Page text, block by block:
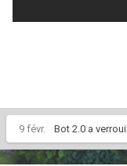
9 févr. Bot 2.0 a